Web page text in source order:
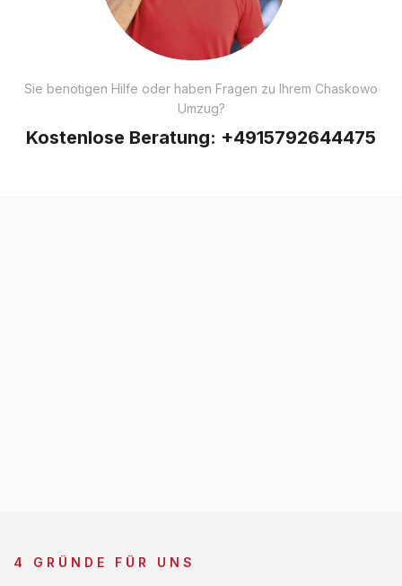
Sie benötigen Hilfe oder haben Fragen zu Ihrem Chaskowo
Umzug?
Kostenlose Beratung: +4915792644475
4 GRÜNDE FÜR UNS